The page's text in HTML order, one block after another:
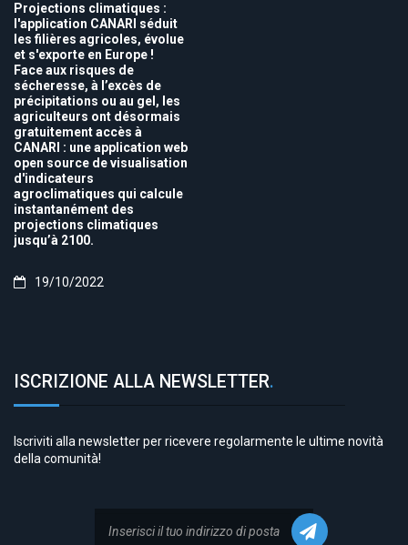
Projections climatiques :
l'application CANARI séduit
les filières agricoles, évolue
et s'exporte en Europe !
Face aux risques de
sécheresse, à l’excès de
précipitations ou au gel, les
agriculteurs ont désormais
gratuitement accès à
CANARI : une application web
open source de visualisation
d'indicateurs
agroclimatiques qui calcule
instantanément des
projections climatiques
jusqu’à 2100.
19/10/2022
ISCRIZIONE ALLA NEWSLETTER.
Iscriviti alla newsletter per ricevere regolarmente le ultime novità
della comunità!